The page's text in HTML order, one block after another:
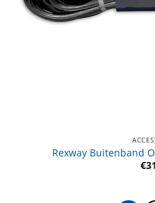
Rexway Buitenband
€